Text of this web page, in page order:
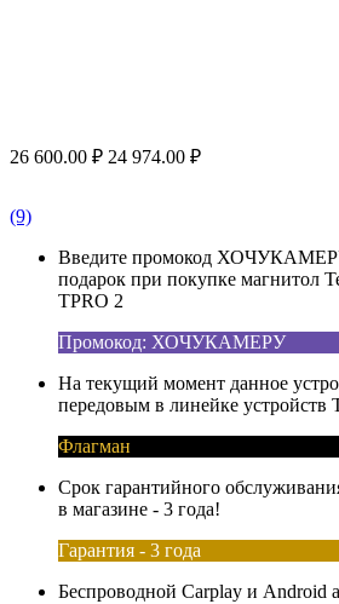
26 600.00 ₽ 24 974.00 ₽
(9)
Введите промокод
подарок при покупке магнитол
TPRO 2
Промокод: ХОЧУКАМЕРУ
На текущий момент данное
передовым в линейке устройств
Флагман
Срок гарантийного
в магазине - 3 года!
Гарантия - 3 года
Беспроводной Carplay и Android